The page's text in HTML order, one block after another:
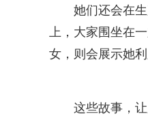
她们还会在
上，大家围坐在
女，则会展示她
这些故事，